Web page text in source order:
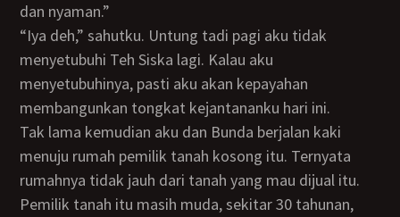
dan nyaman.”
“Iya deh,” sahutku. Untung tadi pagi aku tidak
menyetubuhi Teh Siska lagi. Kalau aku
menyetubuhinya, pasti aku akan kepayahan
membangunkan tongkat kejantananku hari ini.
Tak lama kemudian aku dan Bunda berjalan kaki
menuju rumah pemilik tanah kosong itu. Ternyata
rumahnya tidak jauh dari tanah yang mau dijual itu.
Pemilik tanah itu masih muda, sekitar 30 tahunan,